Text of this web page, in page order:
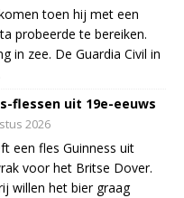
toen hij met een
probeerde te bereiken.
in zee. De Guardia Civil in
flessen uit 19e-eeuws
2026
een fles Guinness uit
voor het Britse Dover.
willen het bier graag